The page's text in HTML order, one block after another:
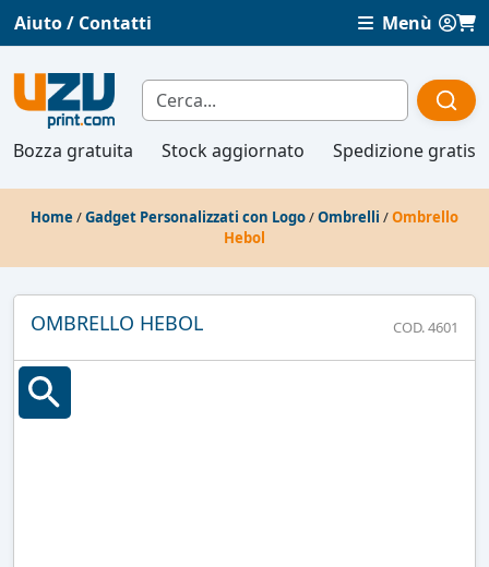
Aiuto / Contatti Menù
Bozza gratuita Stock aggiornato Spedizione gratis
Home /Gadget Personalizzati con Logo/Ombrelli /Ombrello
Hebol
OMBRELLO HEBOL COD. 4601